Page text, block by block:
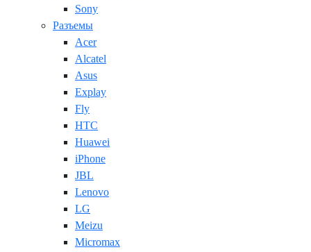
Sony
Разъемы
Acer
Alcatel
Asus
Explay
Fly
HTC
Huawei
iPhone
JBL
Lenovo
LG
Meizu
Micromax